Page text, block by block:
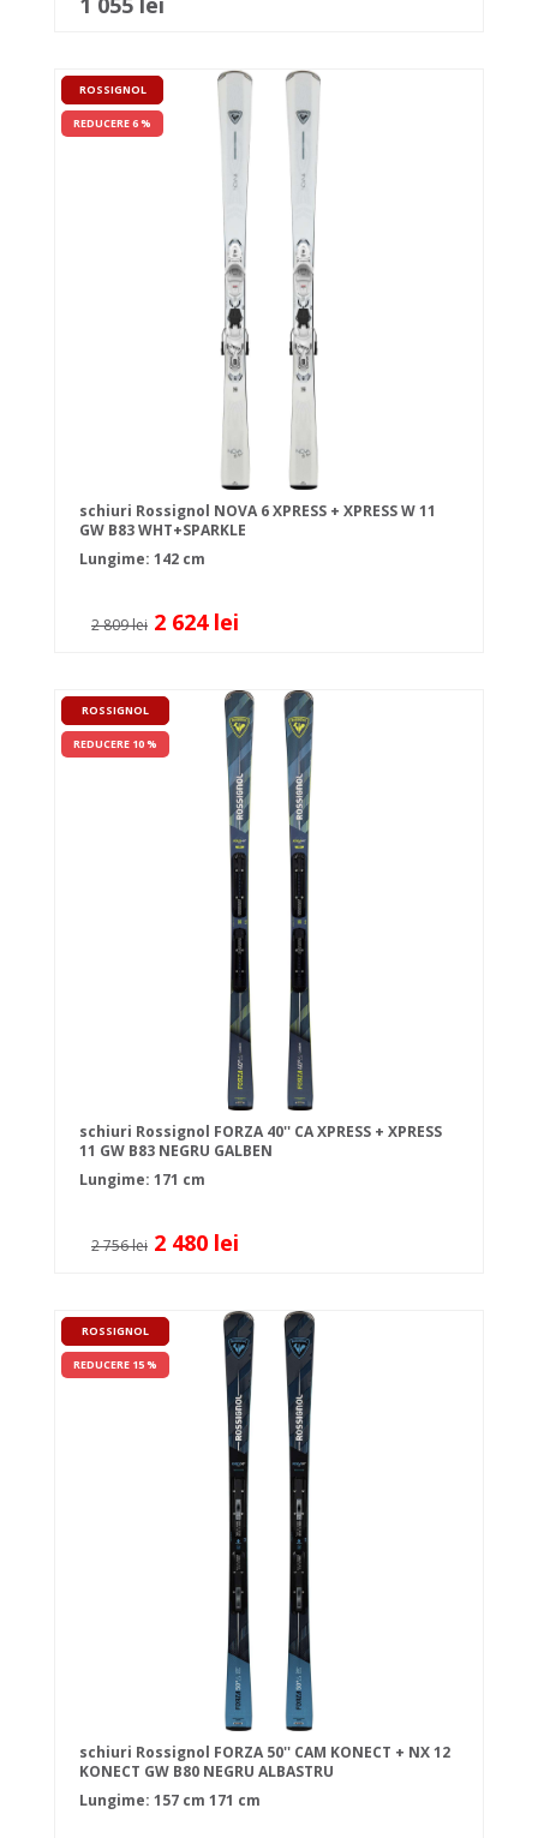
ROSSIGNOL
REDUCERE 6 %
schiuri Rossignol NOVA 6 XPRESS + XPRESS W 11
GW B83 WHT+SPARKLE
Lungime: 142 cm
2 809 lei 2 624 lei
ROSSIGNOL
REDUCERE 10 %
schiuri Rossignol FORZA 40'' CA XPRESS + XPRESS
11 GW B83 NEGRU GALBEN
Lungime: 171 cm
2 756 lei 2 480 lei
ROSSIGNOL
REDUCERE 15 %
schiuri Rossignol FORZA 50'' CAM KONECT + NX 12
KONECT GW B80 NEGRU ALBASTRU
Lungime: 157 cm 171 cm